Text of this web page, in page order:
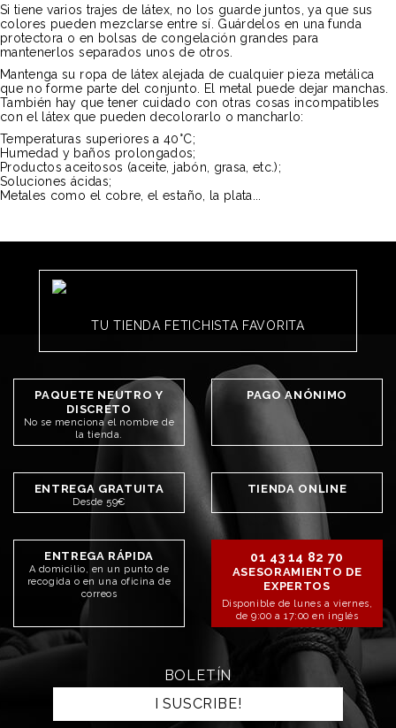
Si tiene varios trajes de látex, no los guarde juntos, ya que sus
colores pueden mezclarse entre sí. Guárdelos en una funda
protectora o en bolsas de congelación grandes para
mantenerlos separados unos de otros.
Mantenga su ropa de látex alejada de cualquier pieza metálica
que no forme parte del conjunto. El metal puede dejar manchas.
También hay que tener cuidado con otras cosas incompatibles
con el látex que pueden decolorarlo o mancharlo:
Temperaturas superiores a 40°C;
Humedad y baños prolongados;
Productos aceitosos (aceite, jabón, grasa, etc.);
Soluciones ácidas;
Metales como el cobre, el estaño, la plata...
TU TIENDA FETICHISTA FAVORITA
PAQUETE NEUTRO Y
DISCRETO
No se menciona el nombre de
la tienda.
PAGO ANÓNIMO
ENTREGA GRATUITA
Desde 59€
TIENDA ONLINE
ENTREGA RÁPIDA
A domicilio, en un punto de
recogida o en una oficina de
correos
01 43 14 82 70
ASESORAMIENTO DE
EXPERTOS
Disponible de lunes a viernes,
de 9:00 a 17:00 en inglés
BOLETÍN
I SUSCRIBE!